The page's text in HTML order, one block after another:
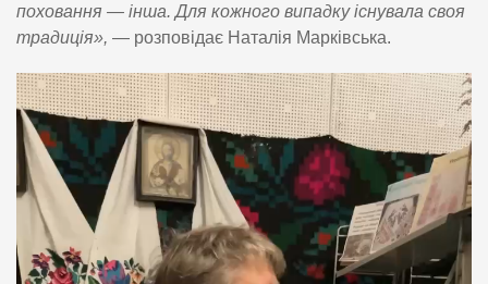
поховання — інша. Для кожного випадку існувала своя
традиція», — розповідає Наталія Марківська.